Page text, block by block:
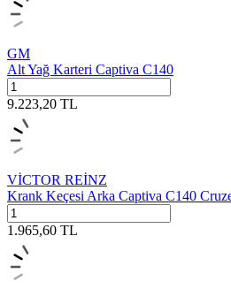
GM
Alt Yağ Karteri Captiva C140
9.223,20 TL
VİCTOR REİNZ
Krank Keçesi Arka Captiva C140
1.965,60 TL